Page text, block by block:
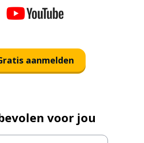
aanmelden
voor jou